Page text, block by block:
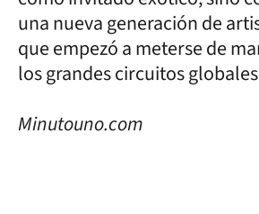
una nueva generación de
que empezó a meterse de
los grandes circuitos
Minutouno.com